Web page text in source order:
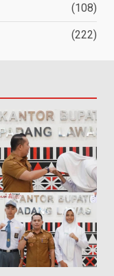
(108)
(222)